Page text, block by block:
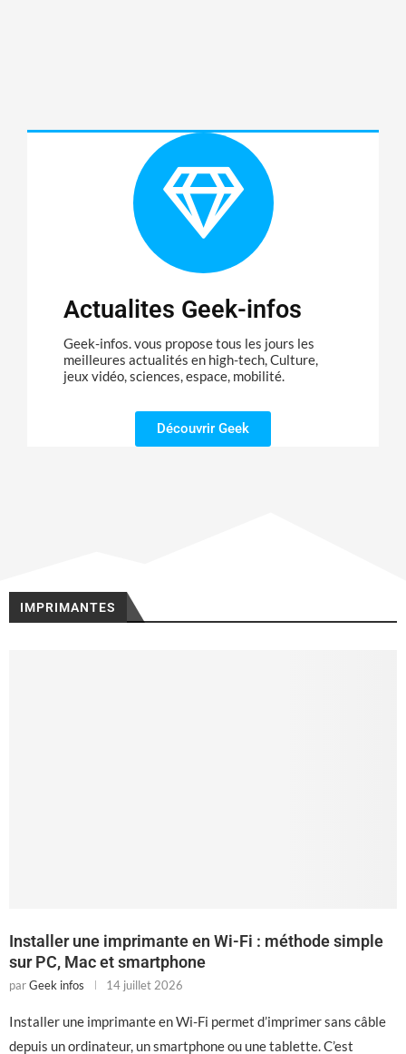
Actualites Geek-infos
Geek-infos. vous propose tous les jours les
meilleures actualités en high-tech, Culture,
jeux vidéo, sciences, espace, mobilité.
Découvrir Geek
IMPRIMANTES
Installer une imprimante en Wi-Fi : méthode simple
sur PC, Mac et smartphone
parGeek infos 14 juillet 2026
Installer une imprimante en Wi-Fi permet d’imprimer sans câble
depuis un ordinateur, un smartphone ou une tablette. C’est